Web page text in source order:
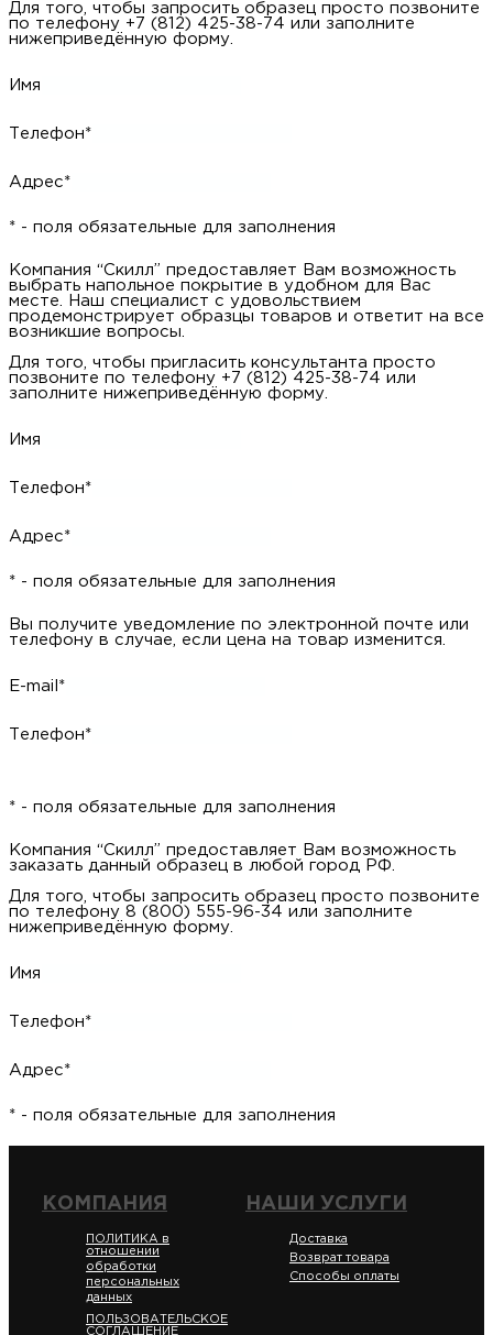
Для того, чтобы запросить образец просто позвоните
по телефону +7 (812) 425-38-74 или заполните
нижеприведённую форму.
Имя
Телефон*
Адрес*
* - поля обязательные для заполнения
Компания “Скилл” предоставляет Вам возможность
выбрать напольное покрытие в удобном для Вас
месте. Наш специалист с удовольствием
продемонстрирует образцы товаров и ответит на все
возникшие вопросы.
Для того, чтобы пригласить консультанта просто
позвоните по телефону +7 (812) 425-38-74 или
заполните нижеприведённую форму.
Имя
Телефон*
Адрес*
* - поля обязательные для заполнения
Вы получите уведомление по электронной почте или
телефону в случае, если цена на товар изменится.
E-mail*
Телефон*
* - поля обязательные для заполнения
Компания “Скилл” предоставляет Вам возможность
заказать данный образец в любой город РФ.
Для того, чтобы запросить образец просто позвоните
по телефону 8 (800) 555-96-34 или заполните
нижеприведённую форму.
Имя
Телефон*
Адрес*
* - поля обязательные для заполнения
КОМПАНИЯ
ПОЛИТИКА в
отношении
обработки
персональных
данных
ПОЛЬЗОВАТЕЛЬСКОЕ
НАШИ УСЛУГИ
Доставка
Возврат товара
Способы оплаты